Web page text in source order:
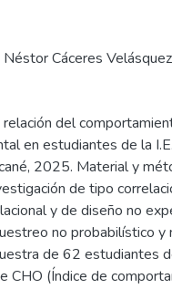
Cáceres Velásquez
del
en estudiantes de la
2025. Material y
de tipo
y de diseño no
no probabilístico y
de 62 estudiantes
CHO (Índice de